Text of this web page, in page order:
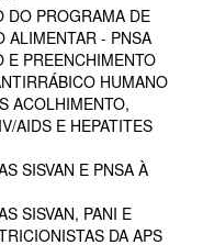
DO PROGRAMA DE
ALIMENTAR - PNSA
E PREENCHIMENTO
HUMANO
ACOLHIMENTO,
AIDS E HEPATITES
SISVAN E PNSA À
SISVAN, PANI E
DA APS